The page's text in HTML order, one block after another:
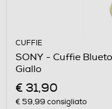
CUFFIE
SONY - Cuffie
Giallo
€ 31,90
€ 59,99 consigliato